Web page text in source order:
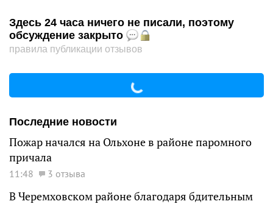
Здесь 24 часа ничего не писали, поэтому
обсуждение закрыто
правила публикации отзывов
Последние новости
Пожар начался на Ольхоне в районе паромного
причала
11:48 3 отзыва
В Черемховском районе благодаря бдительным